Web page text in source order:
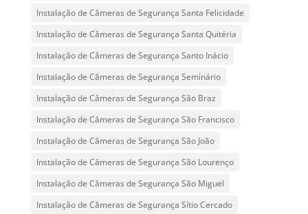
Instalação de Câmeras de Segurança Santa Felicidade
Instalação de Câmeras de Segurança Santa Quitéria
Instalação de Câmeras de Segurança Santo Inácio
Instalação de Câmeras de Segurança Seminário
Instalação de Câmeras de Segurança São Braz
Instalação de Câmeras de Segurança São Francisco
Instalação de Câmeras de Segurança São João
Instalação de Câmeras de Segurança São Lourenço
Instalação de Câmeras de Segurança São Miguel
Instalação de Câmeras de Segurança Sítio Cercado